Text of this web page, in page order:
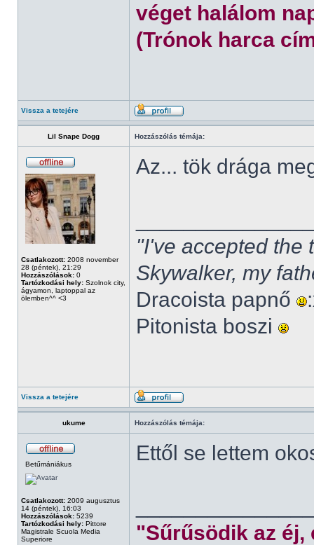
véget halálom
(Trónok harca
Vissza a tetejére
Lil Snape Dogg Hozzászólás témája:
Csatlakozott: 2008 november
28 (péntek), 21:29
Hozzászólások: 0
Tartózkodási hely: Szolnok city,
ágyamon, laptoppal az
ölemben^^ <3
Az... tök drága
"I've accepted the
Skywalker, my
Dracoista papnő
Pitonista boszi
Vissza a tetejére
ukume Hozzászólás témája:
Betűmániákus
Csatlakozott: 2009 augusztus
14 (péntek), 16:03
Hozzászólások: 5239
Tartózkodási hely: Pittore
Magistrale Scuola Media
Superiore
Ettől se lettem
"Sűrűsödik az éj,